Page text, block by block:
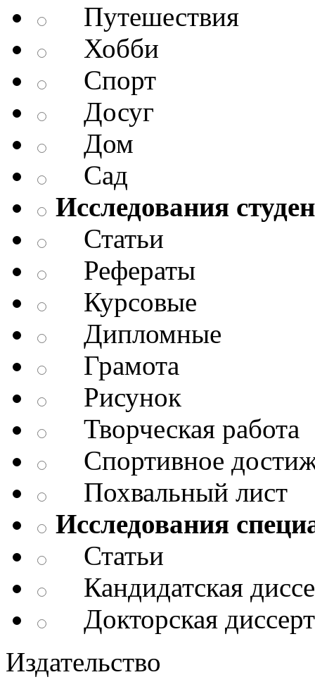
Путешествия
Хобби
Спорт
Досуг
Дом
Сад
Исследования
Статьи
Рефераты
Курсовые
Дипломные
Грамота
Рисунок
Творческая работа
Спортивное
Похвальный лист
Исследования
Статьи
Кандидатская
Докторская
Издательство